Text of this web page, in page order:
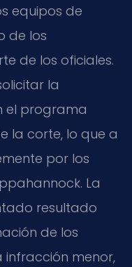
equipos de
de los
de los oficiales.
la
el programa
la corte, lo que a
por los
La
resultado
de los
menor,